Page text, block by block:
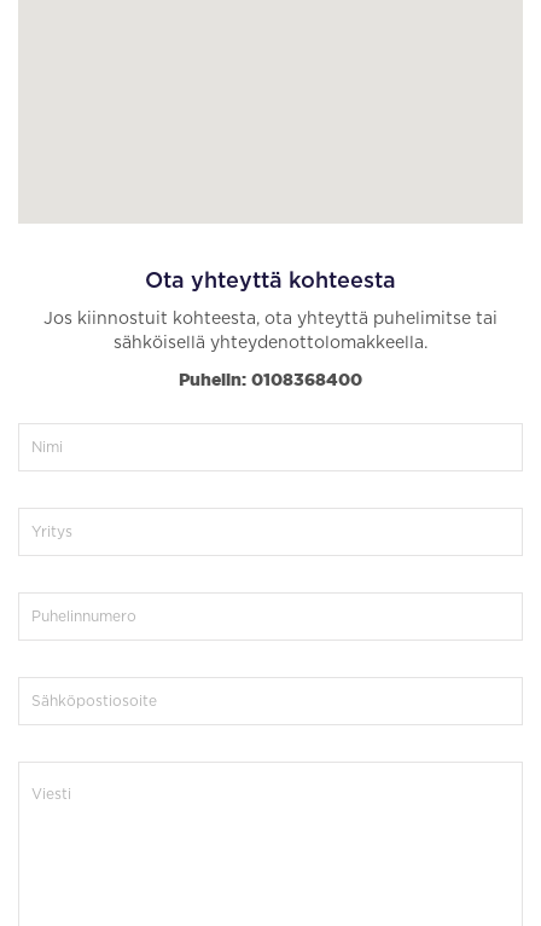
Ota yhteyttä kohteesta
Jos kiinnostuit kohteesta, ota yhteyttä puhelimitse tai
sähköisellä yhteydenottolomakkeella.
Puhelin: 0108368400